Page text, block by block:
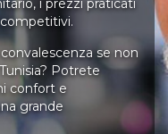
i prezzi praticati
se non
Potrete
confort e
grande